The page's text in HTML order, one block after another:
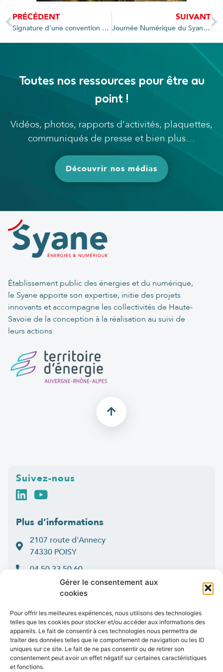
Gérer le consentement aux
cookies
Pour offrir les meilleures expériences, nous utilisons des technologies
telles que les cookies pour stocker et/ou accéder aux informations des
appareils. Le fait de consentir à ces technologies nous permettra de
traiter des données telles que le comportement de navigation ou les ID
uniques sur ce site. Le fait de ne pas consentir ou de retirer son
consentement peut avoir un effet négatif sur certaines caractéristiques
et fonctions.
PRÉCÉDENT
Signature d’une convention de partenariat entre le Syane et l’Éducation Nationale
SUIVANT
Journée Numérique du Syane le 21/09/2022 : cybersécurité, mutualisation communale et numérique scolaire
Toutes nos ressources pour être au
point !
Vidéos, photos, rapports d’activités, plaquettes,
communiqués de presse et bien plus…
Découvrir nos médias
Établissement public des énergies et du numérique,
le Syane apporte son expertise, initie des projets
innovants et accompagne les collectivités de Haute-
Savoie de la conception à la réalisation au suivi de
leurs actions.
Suivez-nous
Plus d’informations
2107 route d'Annecy
74330 POISY
04 50 33 50 60
Lun > jeu : 9h-12h et 14h-16h30
9h-12h et 14h-16h
Contact
Marchés publicsPressePublications VidéosOpen data